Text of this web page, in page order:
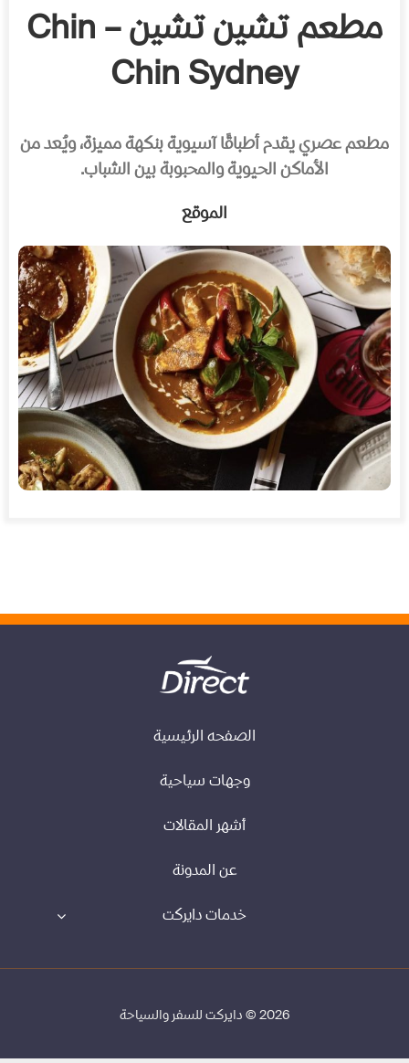
مطعم تشين تشين – Chin
Chin Sydney
مطعم عصري يقدم أطباقًا آسيوية بنكهة مميزة، ويُعد من
الأماكن الحيوية والمحبوبة بين الشباب.
الموقع
الصفحه الرئيسية
وجهات سياحية
أشهر المقالات
عن المدونة
خدمات دايركت
2026 © دايركت للسفر والسياحة